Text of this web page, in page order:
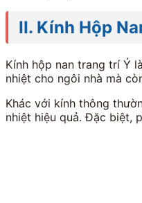
II. Kính Hộp
Kính hộp nan trang trí Ý
nhiệt cho ngôi nhà mà
Khác với kính thông
nhiệt hiệu quả. Đặc biệt,